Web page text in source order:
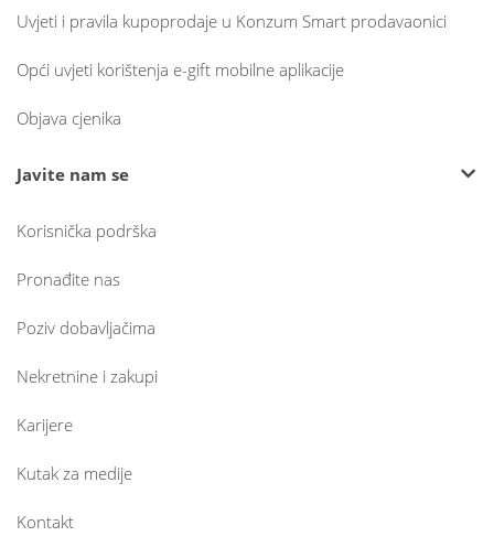
Uvjeti i pravila kupoprodaje u Konzum Smart prodavaonici
Opći uvjeti korištenja e-gift mobilne aplikacije
Objava cjenika
Javite nam se
Korisnička podrška
Pronađite nas
Poziv dobavljačima
Nekretnine i zakupi
Karijere
Kutak za medije
Kontakt